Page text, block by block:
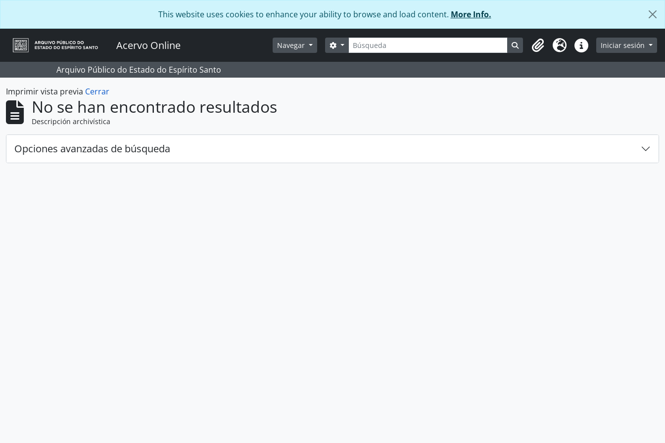
This website uses cookies to enhance your ability to browse and load content. More Info.
Acervo Online Navegar Búsqueda
Search options Search in browse page
Portapapeles
Idioma Enlaces rápidos
Iniciar sesión
Arquivo Público do Estado do Espírito Santo
Imprimir vista previa Cerrar
No se han encontrado resultados
Descripción archivística
Opciones avanzadas de búsqueda